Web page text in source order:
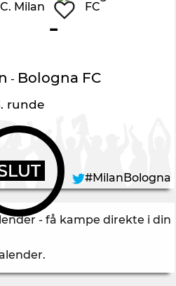
-
- Bologna FC
runde
#MilanBologna
- få kampe direkte i din
.